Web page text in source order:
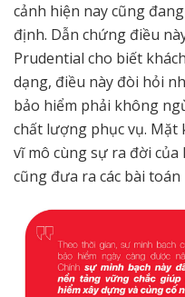
cảnh hiện nay cũng
định. Dẫn chứng điều
Prudential cho biết
dạng, điều này đòi hỏi
bảo hiểm phải không
chất lượng phục vụ. Mặt
vĩ mô cùng sự ra đời
cũng đưa ra các bài